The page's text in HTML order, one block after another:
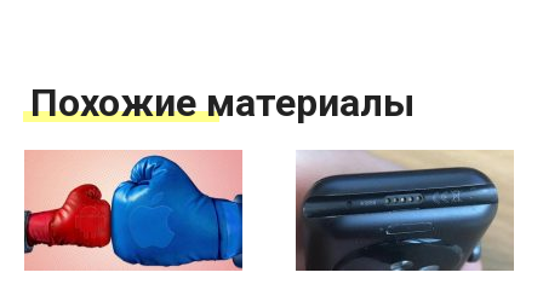
Похожие материалы